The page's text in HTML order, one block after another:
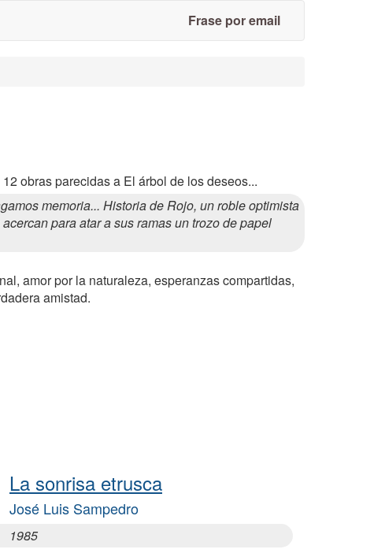
Frase por email
obras parecidas a El árbol de los deseos...
memoria... Historia de Rojo, un roble optimista
para atar a sus ramas un trozo de papel
amor por la naturaleza, esperanzas compartidas,
amistad.
La sonrisa etrusca
José Luis Sampedro
1985